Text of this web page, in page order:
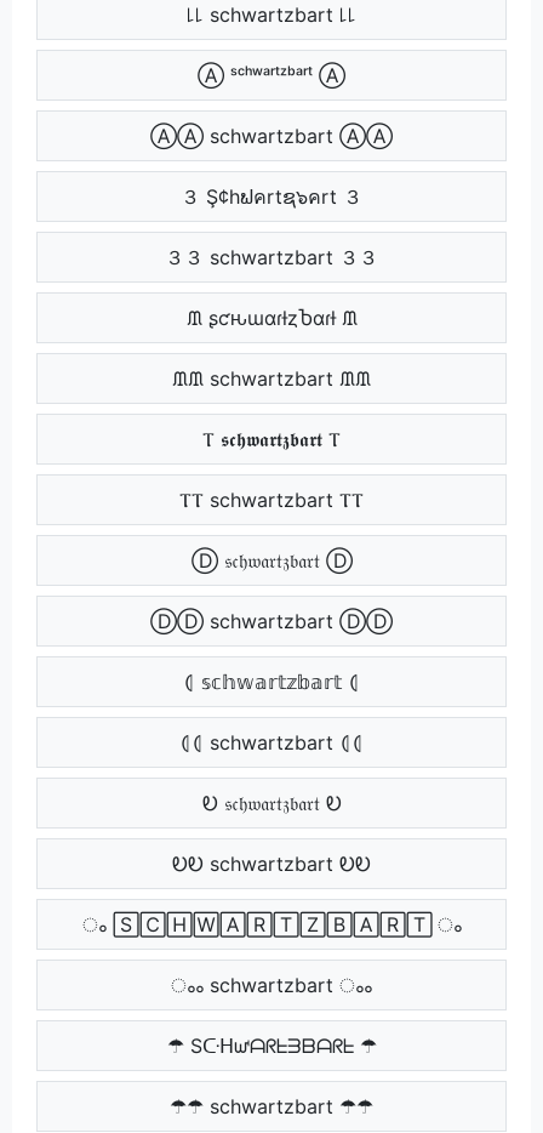
꒒꒒ schwartzbart ꒒꒒
Ⓐ ˢᶜʰʷᵃʳᵗᶻᵇᵃʳᵗ Ⓐ
ⒶⒶ schwartzbart ⒶⒶ
３ Ş¢hຟคrtຊ๖คrt ３
３３ schwartzbart ３３
ᙢ ʂƈԋɯαɾƚȥႦαɾƚ ᙢ
ᙢᙢ schwartzbart ᙢᙢ
Ⲧ 𝖘𝖈𝖍𝖜𝖆𝖗𝖙𝖟𝖇𝖆𝖗𝖙 Ⲧ
ⲦⲦ schwartzbart ⲦⲦ
Ⓓ 𝔰𝔠𝔥𝔴𝔞𝔯𝔱𝔷𝔟𝔞𝔯𝔱 Ⓓ
ⒹⒹ schwartzbart ⒹⒹ
⦇ 𝕤𝕔𝕙𝕨𝕒𝕣𝕥𝕫𝕓𝕒𝕣𝕥 ⦇
⦇⦇ schwartzbart ⦇⦇
Ꭷ 𝔰𝔠𝔥𝔴𝔞𝔯𝔱𝔷𝔟𝔞𝔯𝔱 Ꭷ
ᎧᎧ schwartzbart ᎧᎧ
ം 🅂🄲🄷🅆🄰🅁🅃🅉🄱🄰🅁🅃 ം
ംം schwartzbart ംം
☂ Sᑢᕼᘺᗩᖇᖶᗱᗷᗩᖇᖶ ☂
☂☂ schwartzbart ☂☂